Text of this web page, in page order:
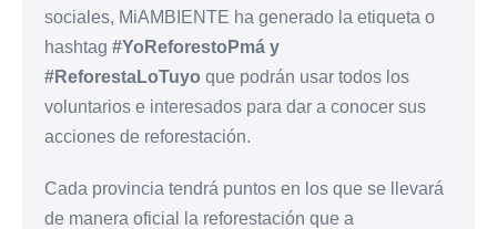
sociales, MiAMBIENTE ha generado la etiqueta o
hashtag #YoReforestoPmá y
#ReforestaLoTuyo que podrán usar todos los
voluntarios e interesados para dar a conocer sus
acciones de reforestación.
Cada provincia tendrá puntos en los que se llevará
de manera oficial la reforestación que a